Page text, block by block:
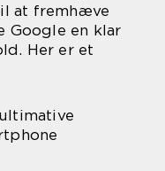
at fremhæve
Google en klar
Her er et